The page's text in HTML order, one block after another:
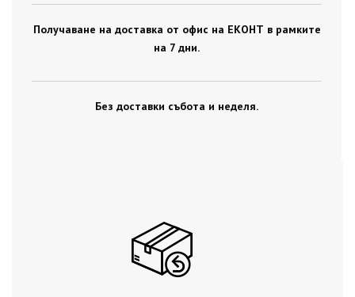
Получаване на доставка от офис на ЕКОНТ в рамките
на 7 дни.
Без доставки събота и неделя.